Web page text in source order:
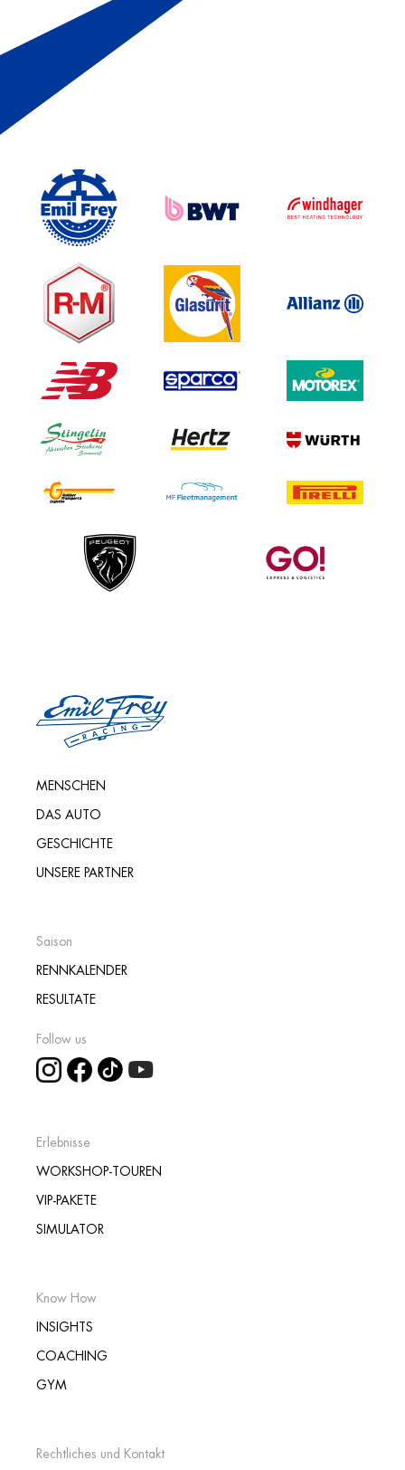
MENSCHEN
DAS AUTO
GESCHICHTE
UNSERE PARTNER
Saison
RENNKALENDER
RESULTATE
Follow us
Erlebnisse
WORKSHOP-TOUREN
VIP-PAKETE
SIMULATOR
Know How
INSIGHTS
COACHING
GYM
Rechtliches und Kontakt